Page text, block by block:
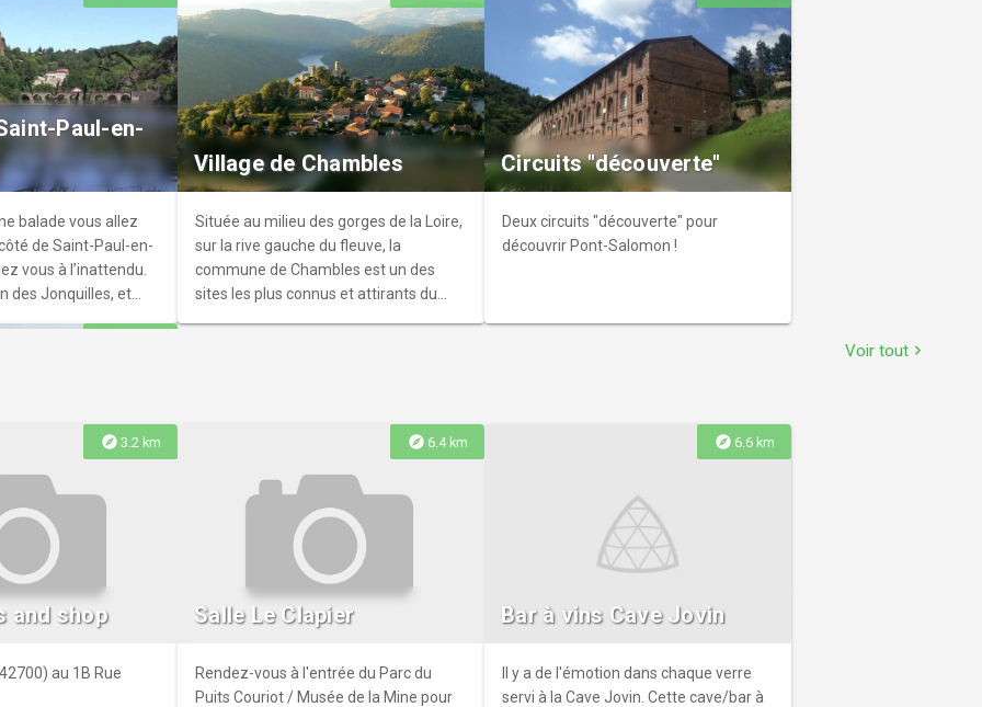
castors
à la découverte du
la faune qui vit dans
à préserver.
Paul-en-
balade vous allez
de Saint-Paul-en-
vous à l’inattendu.
des Jonquilles, et
Village de Chambles
Située au milieu des gorges de la Loire,
sur la rive gauche du fleuve, la
commune de Chambles est un des
sites les plus connus et attirants du
Circuits "découverte"
Deux circuits "découverte" pour
découvrir Pont-Salomon !
Rochetaillée
évitez de
vous serez tout
suspendu dans les
sur le Furan. Et
Le tout à 5
Voir tout chevron_right
explore 3.2 km
and shop
au 1B Rue
explore 6.4 km
Salle Le Clapier
Rendez-vous à l'entrée du Parc du
Puits Couriot / Musée de la Mine pour
explore 6.6 km
Bar à vins Cave Jovin
Il y a de l'émotion dans chaque verre
servi à la Cave Jovin. Cette cave/bar à